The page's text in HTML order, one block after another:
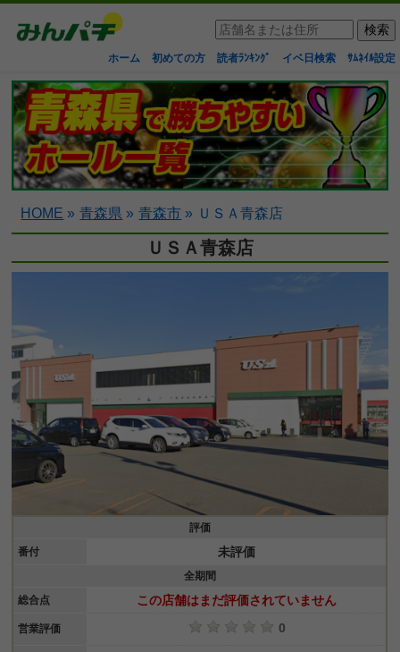
ホーム 初めての方 読者ﾗﾝｷﾝｸﾞ イベ日検索 ｻﾑﾈｲﾙ設定
HOME » 青森県 » 青森市 » ＵＳＡ青森店
ＵＳＡ青森店
評価
番付
未評価
全期間
総合点
この店舗はまだ評価されていません
営業評価 0